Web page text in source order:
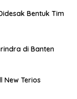
Bentuk Tim
di Banten
New Terios